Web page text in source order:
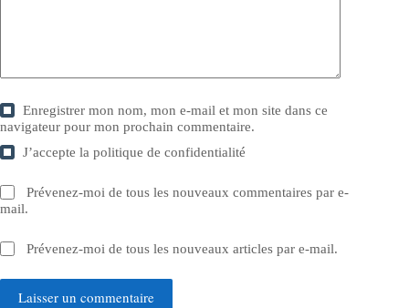
Enregistrer mon nom, mon e-mail et mon site dans ce
navigateur pour mon prochain commentaire.
J’accepte lapolitique de confidentialité
Prévenez-moi de tous les nouveaux commentaires par e-
mail.
Prévenez-moi de tous les nouveaux articles par e-mail.
Laisser un commentaire